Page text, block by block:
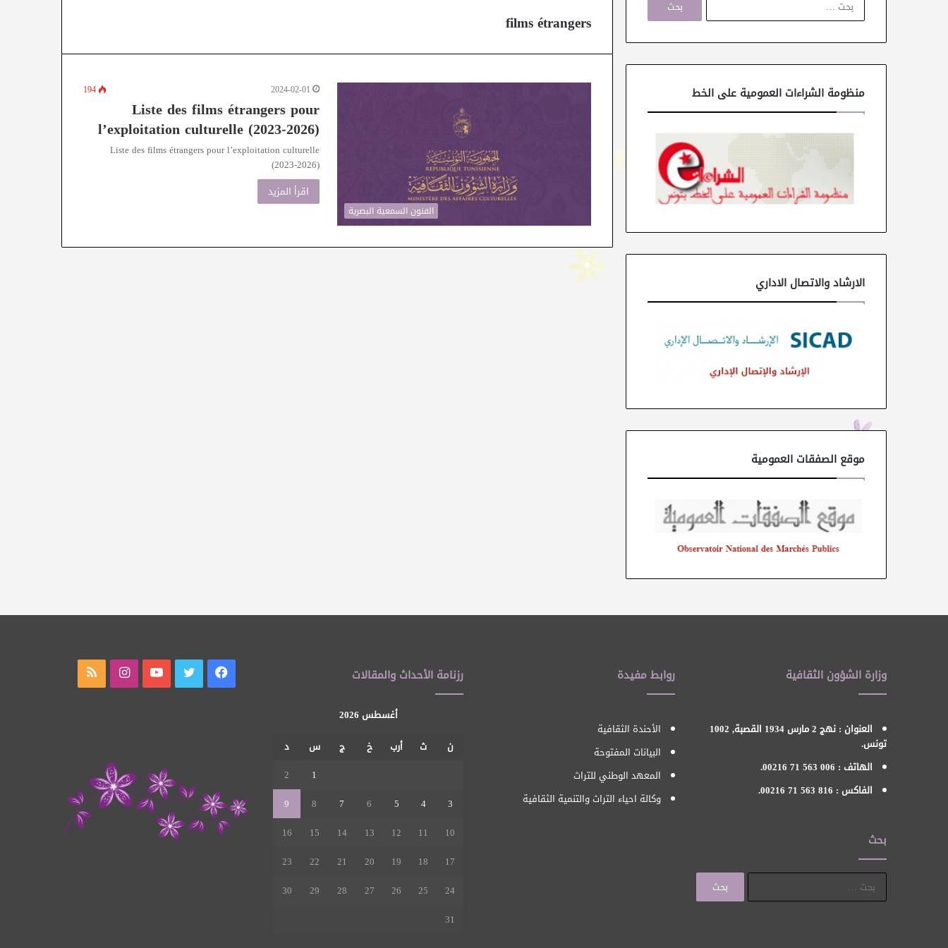
films étrangers
الفنون السمعية البصرية
2024-02-01
194
Liste des films étrangers pour
l’exploitation culturelle (2023-2026)
Liste des films étrangers pour l’exploitation culturelle
(2023-2026)
اقرأ المزيد
ح
ن
منظومة الشراءات العمومية على الخط
الارشاد والاتصال الاداري
موقع الصفقات العمومية
وزارة الشؤون الثقافية
العنوان : نهج 2 مارس 1934 القصبة, 1002
تونس.
الهاتف : 006 563 71 00216.
الفاكس : 816 563 71 00216.
بحث
روابط مفيدة
الأحندة الثقافية
البيانات المفتوحة
المعهد الوطني للتراث
وكالة احياء التراث والتنمية الثقافية
رزنامة الأحداث والمقالات
أغسطس 2026
ن
ث أرب خ ج س
د
1
2
3
4
5
6
7
8
9
10
11
12
13
14
15
16
17
18
19
20
21
22
23
24
25
26
27
28
29
30
31
فيسبوك تويتر يوتيوب انستقرام